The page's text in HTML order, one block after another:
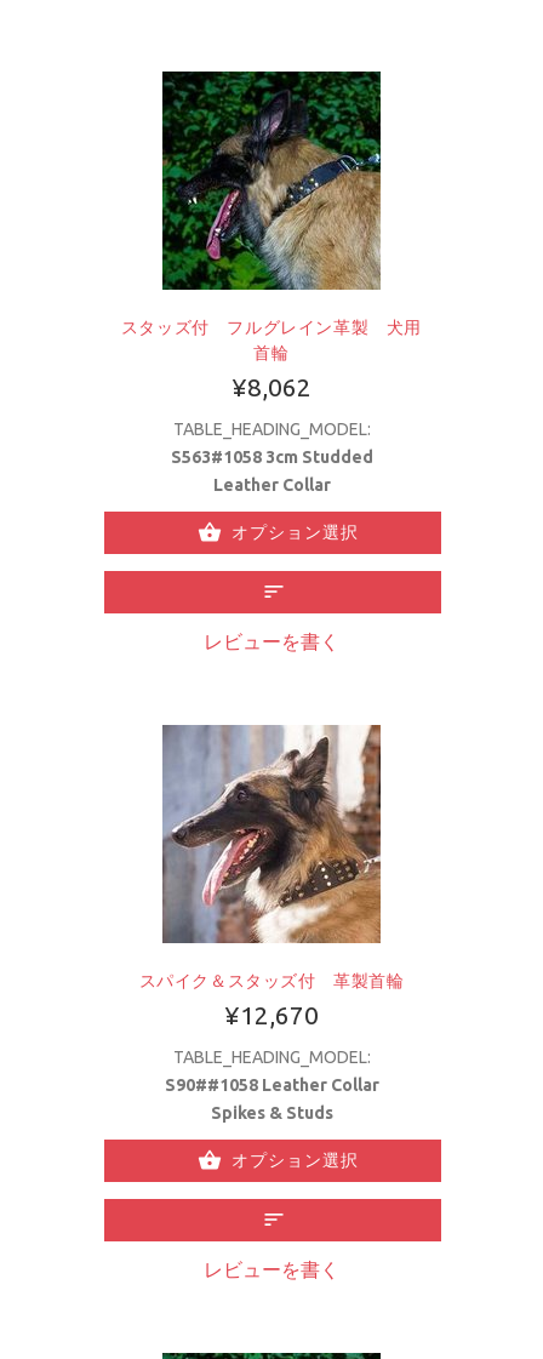
スタッズ付 フルグレイン革製 犬用
首輪
¥8,062
TABLE_HEADING_MODEL:
S563#1058 3cm Studded
Leather Collar
オプション選択
レビューを書く
スパイク＆スタッズ付 革製首輪
¥12,670
TABLE_HEADING_MODEL:
S90##1058 Leather Collar
Spikes & Studs
オプション選択
レビューを書く